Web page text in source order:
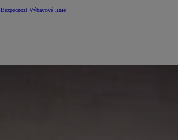
Bezpečnost Výbavové linie